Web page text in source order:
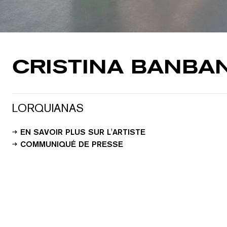
CRISTINA
LORQUIANAS
EN SAVOIR PLUS SUR L'ARTISTE
COMMUNIQUÉ DE PRESSE